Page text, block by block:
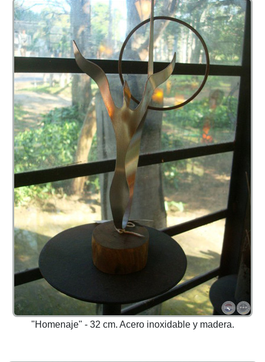
"Homenaje" - 32 cm. Acero inoxidable y madera.